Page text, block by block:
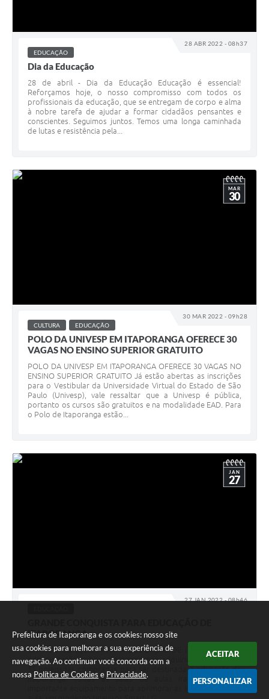
Prefeitura de Itaporanga e os cookies: nosso site
usa cookies para melhorar a sua experiência de
navegação. Ao continuar você concorda com a
nossa Política de Cookies e Privacidade.
ACEITAR
PERSONALIZAR
28 ABR 2022 - 08h37
EDUCAÇÃO
Dia da Educação
28 de abril - Dia da Educação Educação é essencial!
Reforçamos hoje, o nosso compromisso com todos os
profissionais da educação, que se entregam de corpo e alma
à nobre tarefa de ajudar a formar cidadãos pensantes e
conscientes. Seguimos juntos. Temos uma longa caminhada
de lutas e resistência pela...
30 MAR 2022 - 09h28
MAR
30
CULTURA EDUCAÇÃO
POLO DA UNIVESP EM ITAPORANGA OFERECE 30
VAGAS NO ENSINO SUPERIOR GRATUITO
POLO DA UNIVESP EM ITAPORANGA OFERECE 30 VAGAS NO
ENSINO SUPERIOR GRATUITO Já estão abertas as inscrições
para o Vestibular da Universidade Virtual do Estado de São
Paulo (Univesp), vale ressaltar que a Univesp é pública,
portanto os cursos são gratuitos e na modalidade EAD. Para
o Polo de Itaporanga estão...
27 JAN 2022 - 08h46
JAN
27
ITAPORANGA
GRANDE CONQUISTA PARA EDUCAÇÃO DE ITAPORANGA! A
administração publica de Itaporanga adquiriu 54 TVs LG de
55 polegadas compradas para ser destinada a educação de
Itaporanga. Todas as salas de aulas iram ganhar um